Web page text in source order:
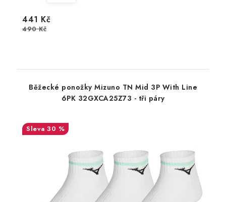
441 Kč
490 Kč
Běžecké ponožky Mizuno TN Mid 3P With Line
6PK 32GXCA25Z73 - tři páry
30 %